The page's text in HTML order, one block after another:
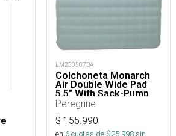
LM250507BA
Colchoneta Monarch
Air Double Wide Pad
5.5" With Sack-Pump
Peregrine
$ 155.990
en 6cuotas de $25.998sin